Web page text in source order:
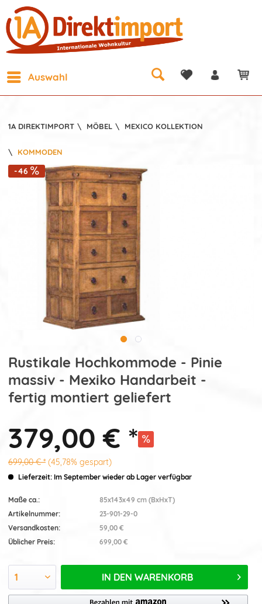
Auswahl
1A DIREKTIMPORT \ MÖBEL \ MEXICO KOLLEKTION
\ KOMMODEN
-46
Rustikale Hochkommode - Pinie
massiv - Mexiko Handarbeit -
fertig montiert geliefert
379,00 € *
699,00 € * (45,78% gespart)
Lieferzeit: Im September wieder ab Lager verfügbar
Maße ca.:
85x143x49 cm (BxHxT)
Artikelnummer:
23-901-29-0
Versandkosten:
59,00 €
Üblicher Preis:
699,00 €
IN DEN WARENKORB